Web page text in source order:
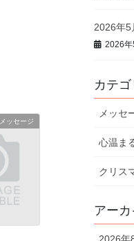
メッセージ
2026年5
2026年
カテ
メッセ
心温ま
クリス
アー
2026年